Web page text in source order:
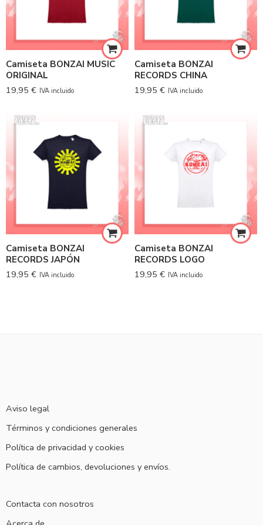
Camiseta BONZAI MUSIC
ORIGINAL
19,95 € IVA incluido
Camiseta BONZAI
RECORDS CHINA
19,95 € IVA incluido
Camiseta BONZAI
RECORDS JAPÓN
19,95 € IVA incluido
Camiseta BONZAI
RECORDS LOGO
19,95 € IVA incluido
Aviso legal
Términos y condiciones generales
Política de privacidad y cookies
Política de cambios, devoluciones y envíos.
Contacta con nosotros